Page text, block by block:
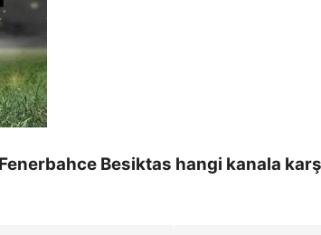
Besiktas hangi kanala